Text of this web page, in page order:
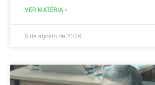
VER MATÉRIA »
5 de agosto de 2026